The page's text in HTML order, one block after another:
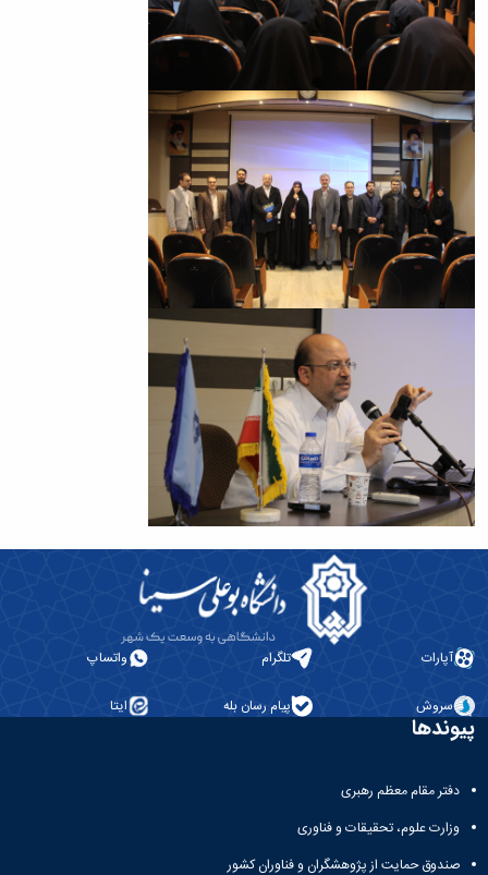
آپارات تلگرام واتساپ
سروش پیام رسان بله ایتا
پیوندها
دفتر مقام معظم رهبری
وزارت علوم، تحقیقات و فناوری
صندوق حمایت از پژوهشگران و فناوران کشور